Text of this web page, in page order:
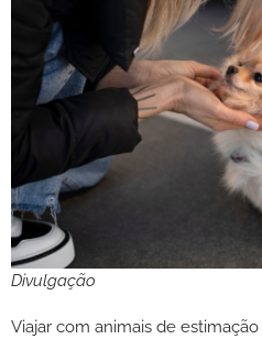
Divulgação
Viajar com animais de